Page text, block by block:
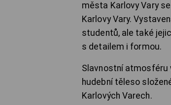
města Karlovy Vary
Karlovy Vary.
studentů, ale také
s detailem i formou.
Slavnostní atmosféru
hudební těleso
Karlových Varech.